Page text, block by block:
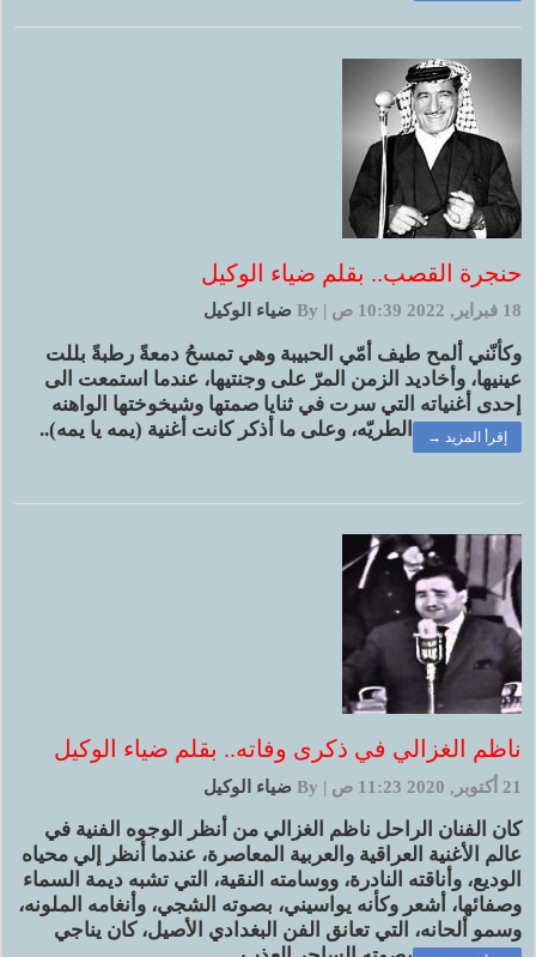
حنجرة القصب.. بقلم ضياء الوكيل
18 فبراير, 2022 10:39 ص |
By ضياء الوكيل
وكأنّني ألمح طيف أمّي الحبيبة وهي تمسحُ دمعةً رطبةً بللت
عينيها، وأخاديد الزمن المرّ على وجنتيها، عندما استمعت الى
إحدى أغنياته التي سرت في ثنايا صمتها وشيخوختها الواهنه
الطريّه، وعلى ما أذكر كانت أغنية (يمه يا يمه)..
إقرأ المزيد →
ناظم الغزالي في ذكرى وفاته.. بقلم ضياء الوكيل
21 أكتوبر, 2020 11:23 ص |
By ضياء الوكيل
كان الفنان الراحل ناظم الغزالي من أنظر الوجوه الفنية في
عالم الأغنية العراقية والعربية المعاصرة، عندما أنظر إلي محياه
الوديع، وأناقته النادرة، ووسامته النقية، التي تشبه ديمة السماء
وصفائها، أشعر وكأنه يواسيني، بصوته الشجي، وأنغامه الملونه،
وسمو ألحانه، التي تعانق الفن البغدادي الأصيل، كان يناجي